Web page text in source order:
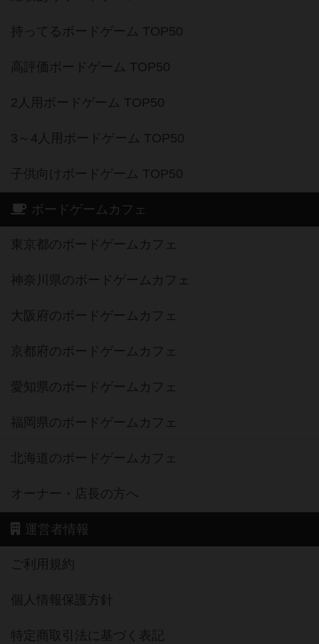
持ってるボードゲーム TOP50
高評価ボードゲーム TOP50
2人用ボードゲーム TOP50
3～4人用ボードゲーム TOP50
子供向けボードゲーム TOP50
ボードゲームカフェ
東京都のボードゲームカフェ
神奈川県のボードゲームカフェ
大阪府のボードゲームカフェ
京都府のボードゲームカフェ
愛知県のボードゲームカフェ
福岡県のボードゲームカフェ
北海道のボードゲームカフェ
オーナー・店長の方へ
運営者情報
ご利用規約
個人情報保護方針
特定商取引法に基づく表記